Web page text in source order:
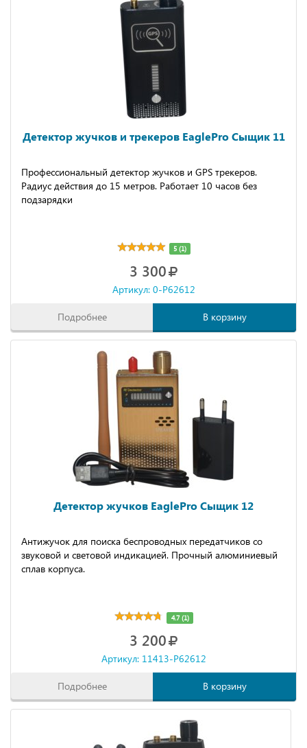
Детектор жучков и трекеров EaglePro Сыщик 11
Профессиональный детектор жучков и GPS трекеров.
Радиус действия до 15 метров. Работает 10 часов без
подзарядки
5 (1)
3 300
Артикул: 0-P62612
Подробнее В корзину
Детектор жучков EaglePro Сыщик 12
Антижучок для поиска беспроводных передатчиков со
звуковой и световой индикацией. Прочный алюминиевый
сплав корпуса.
4.7 (1)
3 200
Артикул: 11413-P62612
Подробнее В корзину